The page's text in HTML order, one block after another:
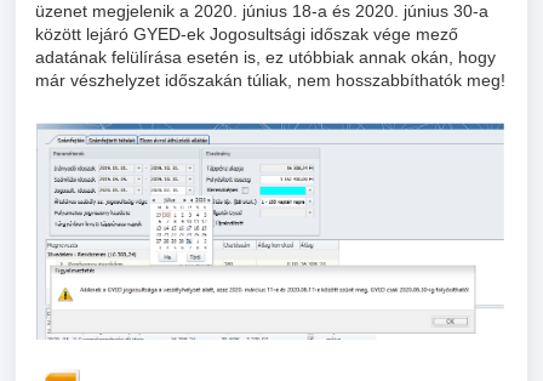
üzenet megjelenik a 2020. június 18-a és 2020. június 30-a
között lejáró GYED-ek Jogosultsági időszak vége mező
adatának felülírása esetén is, ez utóbbiak annak okán, hogy
már vészhelyzet időszakán túliak, nem hosszabbíthatók meg!